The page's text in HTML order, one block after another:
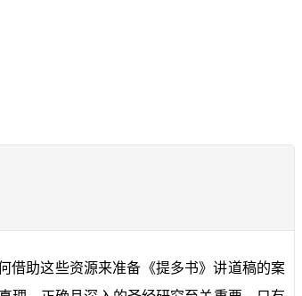
借助这些资源来准备《提多书》讲道稿的案